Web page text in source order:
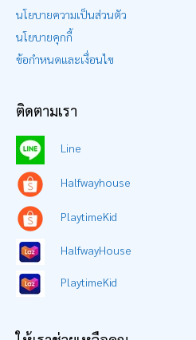
นโยบายความเป็นส่วนตัว
นโยบายคุกกี้
ข้อกำหนดและเงื่อนไข
ติดตามเรา
Line
Halfwayhouse
PlaytimeKid
HalfwayHouse
PlaytimeKid